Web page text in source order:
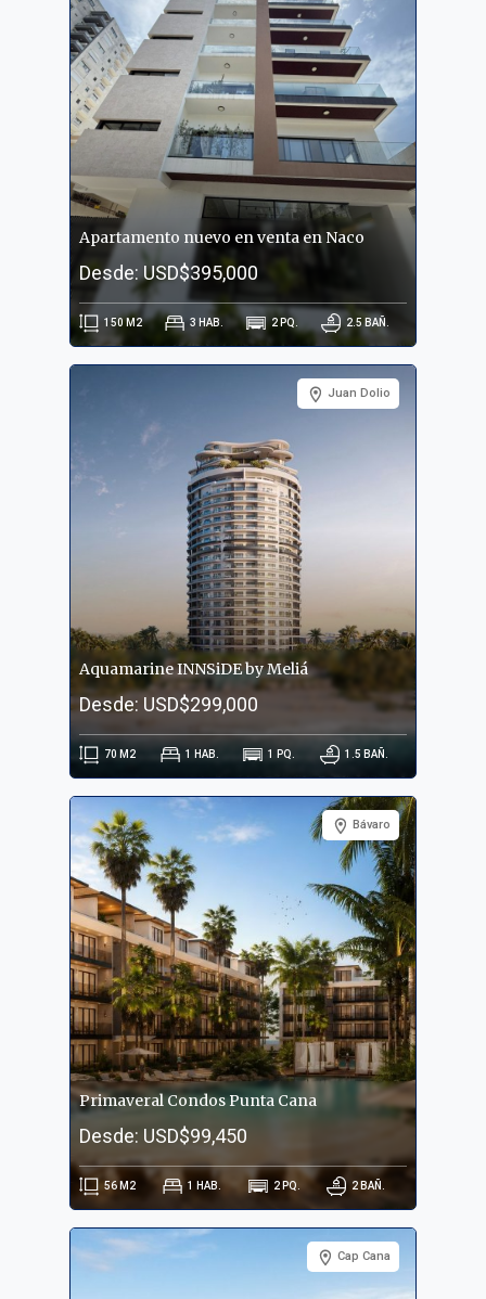
Apartamento nuevo en venta en Naco
Desde: USD$395,000
150M2 3 HAB. 2 PQ. 2.5BAÑ.
Juan Dolio
Aquamarine INNSiDE by Meliá
Desde: USD$299,000
70 M2 1 HAB. 1 PQ. 1.5 BAÑ.
Bávaro
Primaveral Condos Punta Cana
Desde: USD$99,450
56M2 1 HAB. 2PQ. 2 BAÑ.
Cap Cana